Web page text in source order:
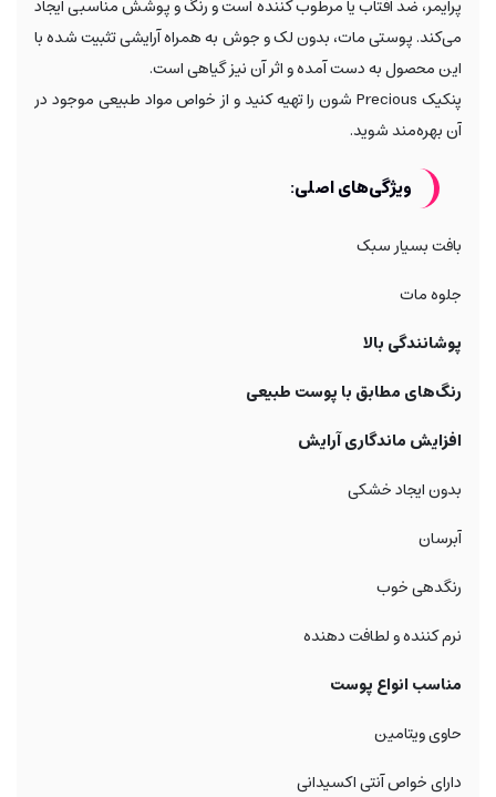
پرایمر، ضد آفتاب یا مرطوب کننده است و رنگ و پوشش مناسبی ایجاد
می‌کند. پوستی مات، بدون لک و جوش به همراه آرایشی تثبیت شده با
این محصول به دست آمده و اثر آن نیز گیاهی است.
پنکیک Precious شون را تهیه کنید و از خواص مواد طبیعی موجود در
آن بهره‌مند شوید.
ویژگی‌های اصلی:
بافت بسیار سبک
جلوه مات
پوشانندگی بالا
رنگ‌های مطابق با پوست طبیعی
افزایش ماندگاری آرایش
بدون ایجاد خشکی
آبرسان
رنگدهی خوب
نرم کننده و لطافت دهنده
مناسب انواع پوست
حاوی ویتامین
دارای خواص آنتی اکسیدانی